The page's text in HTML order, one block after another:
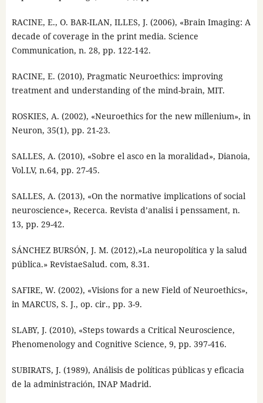
RACINE, E., O. BAR-ILAN, ILLES, J. (2006), «Brain Imaging: A
decade of coverage in the print media. Science
Communication, n. 28, pp. 122-142.
RACINE, E. (2010), Pragmatic Neuroethics: improving
treatment and understanding of the mind-brain, MIT.
ROSKIES, A. (2002), «Neuroethics for the new millenium», in
Neuron, 35(1), pp. 21-23.
SALLES, A. (2010), «Sobre el asco en la moralidad», Dianoia,
Vol.LV, n.64, pp. 27-45.
SALLES, A. (2013), «On the normative implications of social
neuroscience», Recerca. Revista d’analisi i penssament, n.
13, pp. 29-42.
SÁNCHEZ BURSÓN, J. M. (2012),»La neuropolítica y la salud
pública.» RevistaeSalud. com, 8.31.
SAFIRE, W. (2002), «Visions for a new Field of Neuroethics»,
in MARCUS, S. J., op. cir., pp. 3-9.
SLABY, J. (2010), «Steps towards a Critical Neuroscience,
Phenomenology and Cognitive Science, 9, pp. 397-416.
SUBIRATS, J. (1989), Análisis de políticas públicas y eficacia
de la administración, INAP Madrid.